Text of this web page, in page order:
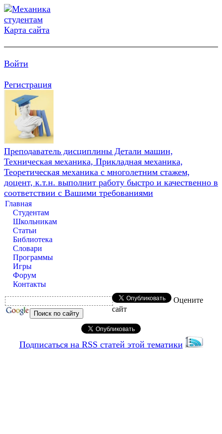
Карта сайта
Войти
Регистрация
Преподаватель дисциплины Детали машин,
Техническая механика, Прикладная механика,
Теоретическая механика с многолетним стажем,
доцент, к.т.н. выполнит работу быстро и качественно в
соответствии с Вашими требованиями
Главная
Студентам
Школьникам
Статьи
Библиотека
Словари
Программы
Игры
Форум
Контакты
Оцените
сайт
Подписаться на RSS статей этой тематики